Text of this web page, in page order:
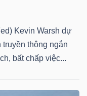
Kevin Warsh dự
truyền thông ngắn
bất chấp việc...